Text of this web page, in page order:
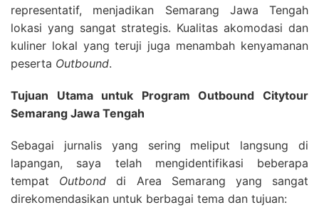
representatif, menjadikan Semarang Jawa Tengah
lokasi yang sangat strategis. Kualitas akomodasi dan
kuliner lokal yang teruji juga menambah kenyamanan
peserta Outbound.
Tujuan Utama untuk Program Outbound Citytour
Semarang Jawa Tengah
Sebagai jurnalis yang sering meliput langsung di
lapangan, saya telah mengidentifikasi beberapa
tempat Outbond di Area Semarang yang sangat
direkomendasikan untuk berbagai tema dan tujuan: